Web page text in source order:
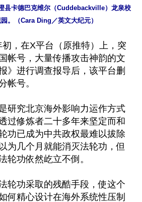
县卡德巴克维尔（Cuddebackville）龙泉校
。（Cara Ding／英文大纪元）
，在X平台（原推特）上，突
帐号，大量传播攻击神韵的文
》进行调查报导后，该平台删
帐号。
研究北京海外影响力运作方式
过修炼者二十多年来坚定而和
功已成为中共政权最难以拔除
为几个月就能消灭法轮功，但
轮功依然屹立不倒。
轮功采取的残酷手段，使这个
何精心设计在海外系统性压制